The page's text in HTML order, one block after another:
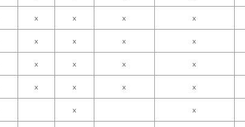
x x x x
x x x x
x x x x
x x x x
x x